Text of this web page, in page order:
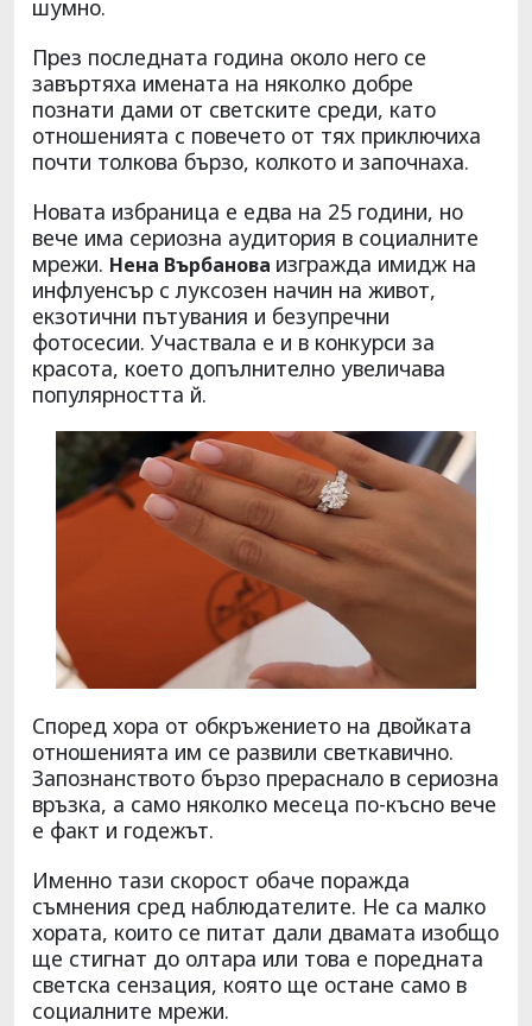
шумно.
През последната година около него се
завъртяха имената на няколко добре
познати дами от светските среди, като
отношенията с повечето от тях приключиха
почти толкова бързо, колкото и започнаха.
Новата избраница е едва на 25 години, но
вече има сериозна аудитория в социалните
мрежи. Нена Върбанова изгражда имидж на
инфлуенсър с луксозен начин на живот,
екзотични пътувания и безупречни
фотосесии. Участвала е и в конкурси за
красота, което допълнително увеличава
популярността й.
Според хора от обкръжението на двойката
отношенията им се развили светкавично.
Запознанството бързо прераснало в сериозна
връзка, а само няколко месеца по-късно вече
е факт и годежът.
Именно тази скорост обаче поражда
съмнения сред наблюдателите. Не са малко
хората, които се питат дали двамата изобщо
ще стигнат до олтара или това е поредната
светска сензация, която ще остане само в
социалните мрежи.